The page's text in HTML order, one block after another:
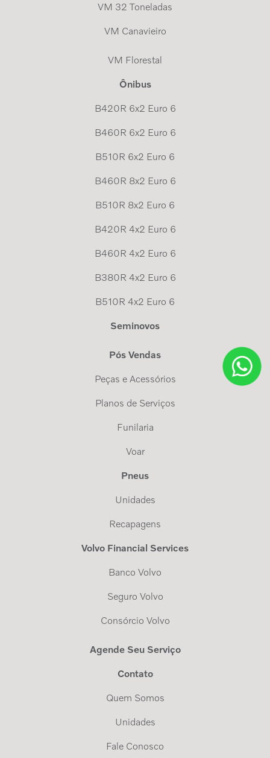
VM 32 Toneladas
VM Canavieiro
VM Florestal
Ônibus
B420R 6x2 Euro 6
B460R 6x2 Euro 6
B510R 6x2 Euro 6
B460R 8x2 Euro 6
B510R 8x2 Euro 6
B420R 4x2 Euro 6
B460R 4x2 Euro 6
B380R 4x2 Euro 6
B510R 4x2 Euro 6
Seminovos
Pós Vendas
Peças e Acessórios
Planos de Serviços
Funilaria
Voar
Pneus
Unidades
Recapagens
Volvo Financial Services
Banco Volvo
Seguro Volvo
Consórcio Volvo
Agende Seu Serviço
Contato
Quem Somos
Unidades
Fale Conosco